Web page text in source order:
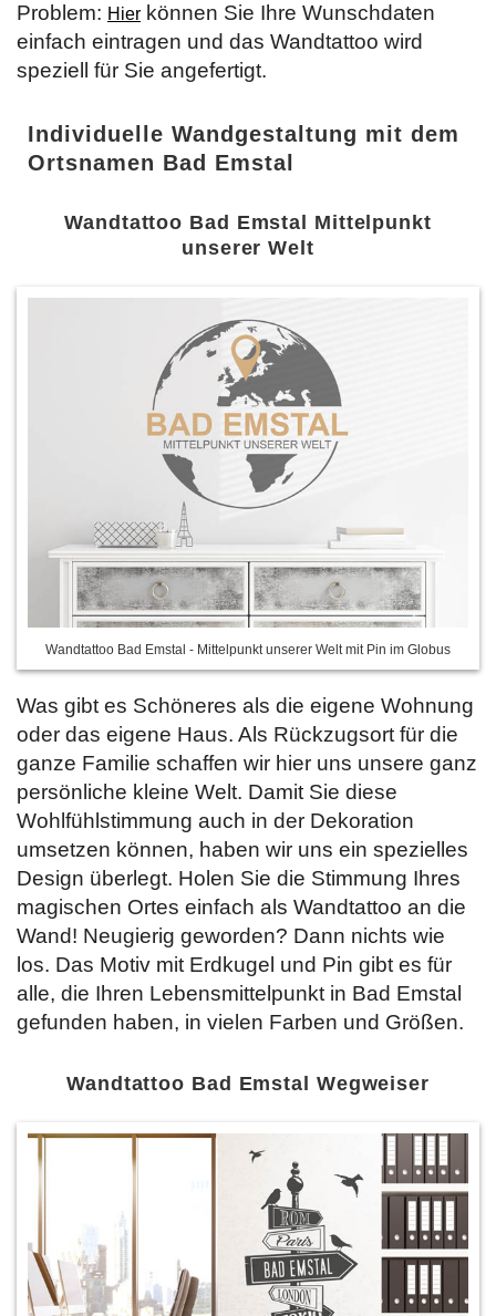
Problem: Hier können Sie Ihre Wunschdaten
einfach eintragen und das Wandtattoo wird
speziell für Sie angefertigt.
Individuelle Wandgestaltung mit dem
Ortsnamen Bad Emstal
Wandtattoo Bad Emstal Mittelpunkt
unserer Welt
Wandtattoo Bad Emstal - Mittelpunkt unserer Welt mit Pin im Globus
Was gibt es Schöneres als die eigene Wohnung
oder das eigene Haus. Als Rückzugsort für die
ganze Familie schaffen wir hier uns unsere ganz
persönliche kleine Welt. Damit Sie diese
Wohlfühlstimmung auch in der Dekoration
umsetzen können, haben wir uns ein spezielles
Design überlegt. Holen Sie die Stimmung Ihres
magischen Ortes einfach als Wandtattoo an die
Wand! Neugierig geworden? Dann nichts wie
los. Das Motiv mit Erdkugel und Pin gibt es für
alle, die Ihren Lebensmittelpunkt in Bad Emstal
gefunden haben, in vielen Farben und Größen.
Wandtattoo Bad Emstal Wegweiser